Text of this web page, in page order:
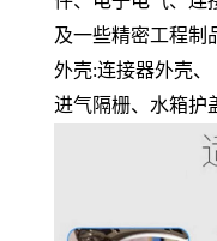
及一些精密工程制
外壳:连接器外壳、
进气隔栅、水箱护